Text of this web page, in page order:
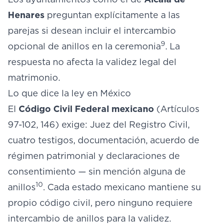
Henares preguntan explícitamente a las
parejas si desean incluir el intercambio
opcional de anillos en la ceremonia9. La
respuesta no afecta la validez legal del
matrimonio.
Lo que dice la ley en México
El Código Civil Federal mexicano (Artículos
97-102, 146) exige: Juez del Registro Civil,
cuatro testigos, documentación, acuerdo de
régimen patrimonial y declaraciones de
consentimiento — sin mención alguna de
anillos10. Cada estado mexicano mantiene su
propio código civil, pero ninguno requiere
intercambio de anillos para la validez.